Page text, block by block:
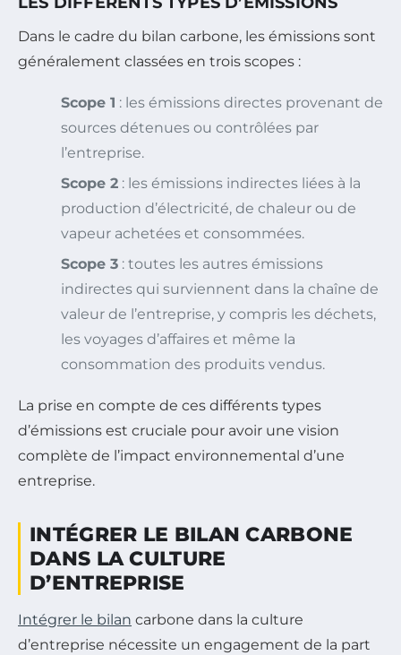
Dans le cadre du bilan carbone, les émissions sont
généralement classées en trois scopes :
Scope 1 : les émissions directes provenant de
sources détenues ou contrôlées par
l’entreprise.
Scope 2 : les émissions indirectes liées à la
production d’électricité, de chaleur ou de
vapeur achetées et consommées.
Scope 3 : toutes les autres émissions
indirectes qui surviennent dans la chaîne de
valeur de l’entreprise, y compris les déchets,
les voyages d’affaires et même la
consommation des produits vendus.
La prise en compte de ces différents types
d’émissions est cruciale pour avoir une vision
complète de l’impact environnemental d’une
entreprise.
INTÉGRER LE BILAN CARBONE
DANS LA CULTURE
D’ENTREPRISE
Intégrer le bilan carbone dans la culture
d’entreprise nécessite un engagement de la part